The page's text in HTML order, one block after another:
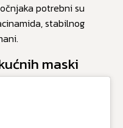
potrebni su
stabilnog
maski